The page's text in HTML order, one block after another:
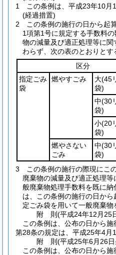
1
この条例は、平成23年10月
(経過措置)
2
この条例の施行の日から起
1項第1号に規定する手数料
物の減量及び適正処理等に
わらず、次の表のとおりとす
区分
指定ごみ
袋
燃やすごみ 大(45
袋)
中(30
袋)
小(20
袋)
燃やさない
ごみ
中(30
袋)
3
この条例の施行の際現にこ
廃棄物の減量及び適正処理
般廃棄物処理手数料を既に
は、この条例の施行の日か
定ごみ袋を用いて一般廃棄物
附 則(平成24年12月25
この条例は、公布の日から施
第28条の規定は、平成25年4月
附 則(平成25年6月26日
この条例は、公布の日から施